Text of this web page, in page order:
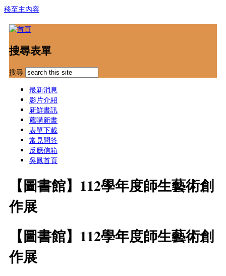
移至主內容
搜尋表單
搜尋
最新消息
影片介紹
新鮮書訊
薦購新書
表單下載
常見問答
反應信箱
吳鳳首頁
【圖書館】112學年度師生藝術創
作展
【圖書館】112學年度師生藝術創
作展